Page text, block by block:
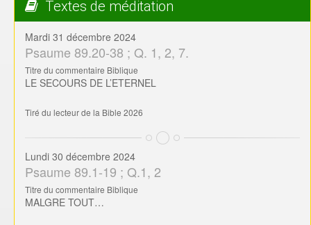
Lundi 30 décembre 2024
Psaume 89.1-19 ; Q.1, 2
Titre du commentaire Biblique
MALGRE TOUT…
Tiré du lecteur de la Bible 2026
Psaume 87.1-7 ; Q. 2, 3, 7
Titre du commentaire Biblique
CE QUE DIEU HONORE
Tiré du lecteur de la Bible 2026